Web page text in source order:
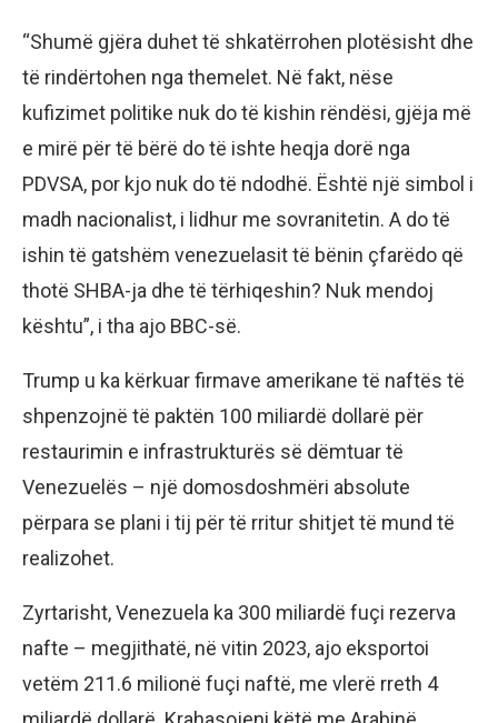
“Shumë gjëra duhet të shkatërrohen plotësisht dhe
të rindërtohen nga themelet. Në fakt, nëse
kufizimet politike nuk do të kishin rëndësi, gjëja më
e mirë për të bërë do të ishte heqja dorë nga
PDVSA, por kjo nuk do të ndodhë. Është një simbol i
madh nacionalist, i lidhur me sovranitetin. A do të
ishin të gatshëm venezuelasit të bënin çfarëdo që
thotë SHBA-ja dhe të tërhiqeshin? Nuk mendoj
kështu”, i tha ajo BBC-së.
Trump u ka kërkuar firmave amerikane të naftës të
shpenzojnë të paktën 100 miliardë dollarë për
restaurimin e infrastrukturës së dëmtuar të
Venezuelës – një domosdoshmëri absolute
përpara se plani i tij për të rritur shitjet të mund të
realizohet.
Zyrtarisht, Venezuela ka 300 miliardë fuçi rezerva
nafte – megjithatë, në vitin 2023, ajo eksportoi
vetëm 211.6 milionë fuçi naftë, me vlerë rreth 4